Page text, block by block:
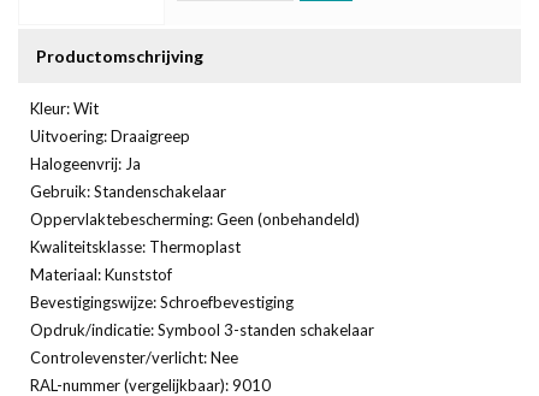
Productomschrijving
Kleur: Wit
Uitvoering: Draaigreep
Halogeenvrij: Ja
Gebruik: Standenschakelaar
Oppervlaktebescherming: Geen (onbehandeld)
Kwaliteitsklasse: Thermoplast
Materiaal: Kunststof
Bevestigingswijze: Schroefbevestiging
Opdruk/indicatie: Symbool 3-standen schakelaar
Controlevenster/verlicht: Nee
RAL-nummer (vergelijkbaar): 9010